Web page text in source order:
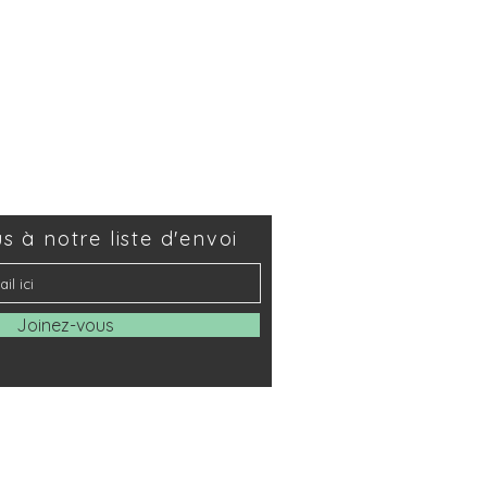
à notre liste d'envoi
Joinez-vous